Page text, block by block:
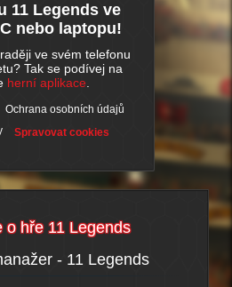
11 Legends ve
nebo laptopu!
ve svém telefonu
Tak se podívej na
herní aplikace
Ochrana osobních údajů
Spravovat cookies
o hře 11 Legends
- 11 Legends